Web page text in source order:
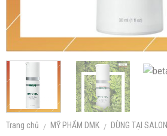
Trang chủ / MỸ PHẨM DMK / DÙNG TẠI SALON